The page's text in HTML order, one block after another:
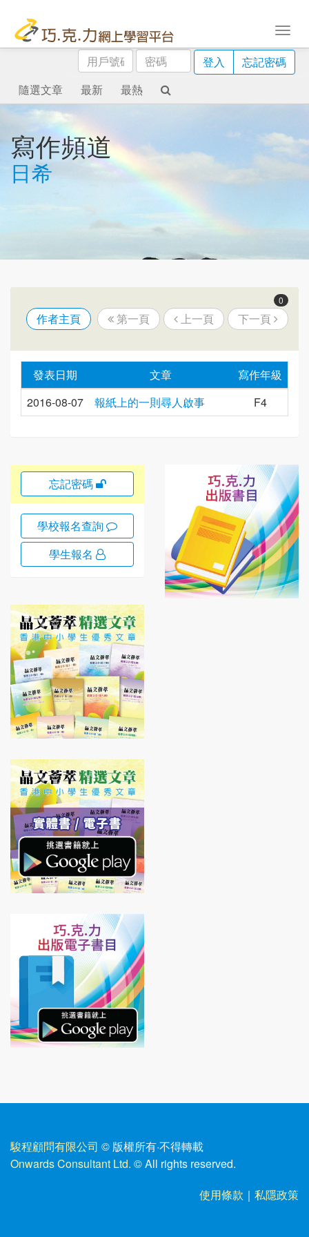
用
戶
號
碼
密
碼
登入
忘記密碼
隨選文章
最新 最熱
寫作頻道
日希
0
作者主頁 第一頁 上一頁 下一頁
發表日期 文章
寫作年級
2016-08-07
報紙上的一則尋人啟事 F4
忘記密碼
學校報名查詢
學生報名
駿程顧問有限公司 © 版權所有·不得轉載
Onwards Consultant Ltd. © All rights reserved.
使用條款 ｜ 私隱政策